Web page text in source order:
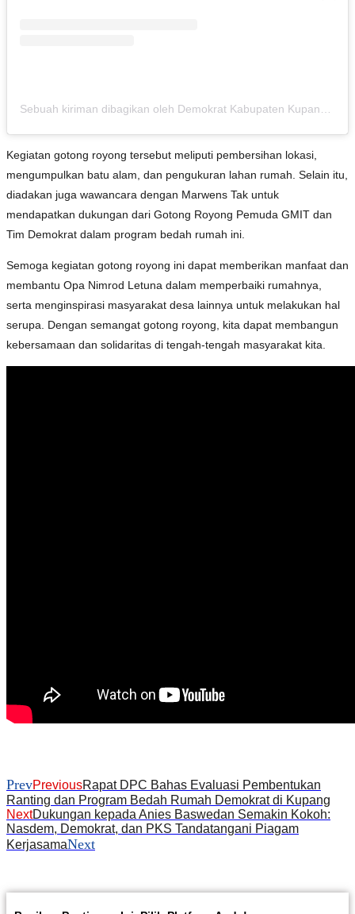
Kegiatan gotong royong tersebut meliputi pembersihan lokasi,
mengumpulkan batu alam, dan pengukuran lahan rumah. Selain itu,
diadakan juga wawancara dengan Marwens Tak untuk
mendapatkan dukungan dari Gotong Royong Pemuda GMIT dan
Tim Demokrat dalam program bedah rumah ini.
Semoga kegiatan gotong royong ini dapat memberikan manfaat dan
membantu Opa Nimrod Letuna dalam memperbaiki rumahnya,
serta menginspirasi masyarakat desa lainnya untuk melakukan hal
serupa. Dengan semangat gotong royong, kita dapat membangun
kebersamaan dan solidaritas di tengah-tengah masyarakat kita.
PrevPreviousRapat DPC Bahas Evaluasi Pembentukan
Ranting dan Program Bedah Rumah Demokrat di Kupang
NextDukungan kepada Anies Baswedan Semakin Kokoh:
Nasdem, Demokrat, dan PKS Tandatangani Piagam
KerjasamaNext